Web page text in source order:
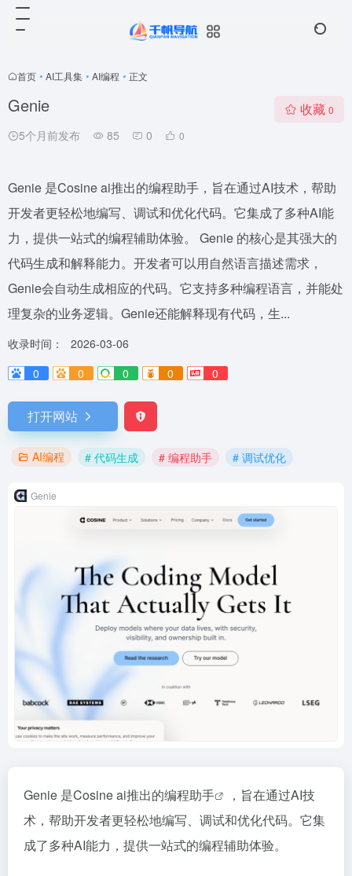
首页 • AI工具集 • AI编程 • 正文
Genie
5个月前发布 85 0 0
收藏 0
Genie 是Cosine ai推出的编程助手，旨在通过AI技术，帮助
开发者更轻松地编写、调试和优化代码。它集成了多种AI能
力，提供一站式的编程辅助体验。 Genie 的核心是其强大的
代码生成和解释能力。开发者可以用自然语言描述需求，
Genie会自动生成相应的代码。它支持多种编程语言，并能处
理复杂的业务逻辑。Genie还能解释现有代码，生...
收录时间：
2026-03-06
0
0 0 0 0
打开网站
AI编程 # 代码生成 # 编程助手 # 调试优化
Genie
Genie 是Cosine ai推出的编程助手
，旨在通过AI技
术，帮助开发者更轻松地编写、调试和优化代码。它集
成了多种AI能力，提供一站式的编程辅助体验。